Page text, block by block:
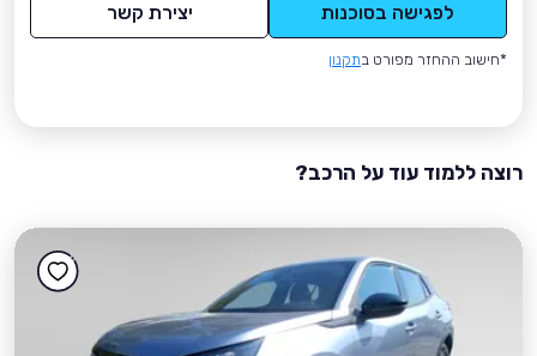
לפגישה בסוכנות יצירת קשר
*חישוב ההחזר מפורט בתקנון
רוצה ללמוד עוד על הרכב?